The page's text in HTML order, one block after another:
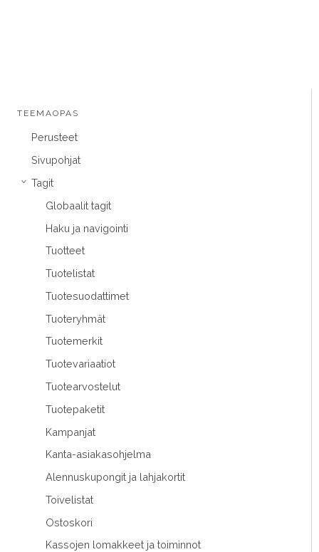
TEEMAOPAS
Perusteet
Sivupohjat
› Tagit
Globaalit tagit
Haku ja navigointi
Tuotteet
Tuotelistat
Tuotesuodattimet
Tuoteryhmät
Tuotemerkit
Tuotevariaatiot
Tuotearvostelut
Tuotepaketit
Kampanjat
Kanta-asiakasohjelma
Alennuskupongit ja lahjakortit
Toivelistat
Ostoskori
Kassojen lomakkeet ja toiminnot